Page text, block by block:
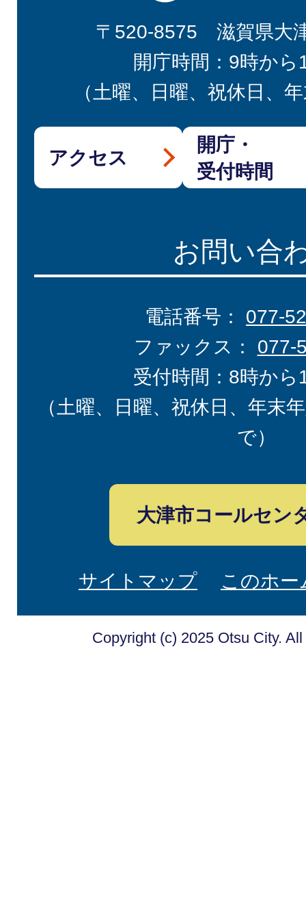
〒520-8575 滋賀県大
開庁時間：9時から
（土曜、日曜、祝休日、
アクセス
開庁・
受付時間
お問い合
電話番号： 077-
ファックス： 077-
受付時間：8時から
（土曜、日曜、祝休日、年末
で）
大津市コールセン
サイトマップ このホ
Copyright (c) 2025 Otsu City.